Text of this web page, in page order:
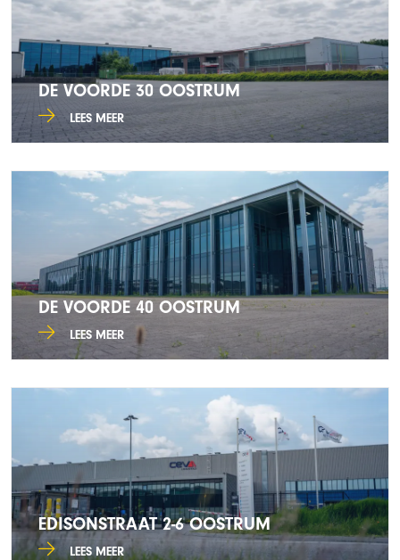
DE VOORDE 30 OOSTRUM
LEES MEER
DE VOORDE 40 OOSTRUM
LEES MEER
EDISONSTRAAT 2-6 OOSTRUM
LEES MEER